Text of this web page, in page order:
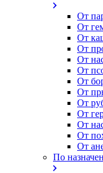
От
Oт
От
От
От
Oт
От
От
От
От
От
От
От
По